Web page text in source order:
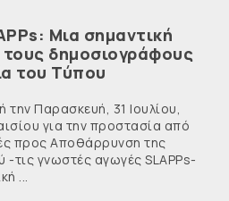
Μια σημαντική
τους δημοσιογράφους
του Τύπου
Παρασκευή, 31 Ιουλίου,
για την προστασία από
προς Αποθάρρυνση της
-τις γνωστές αγωγές SLAPPs-
...